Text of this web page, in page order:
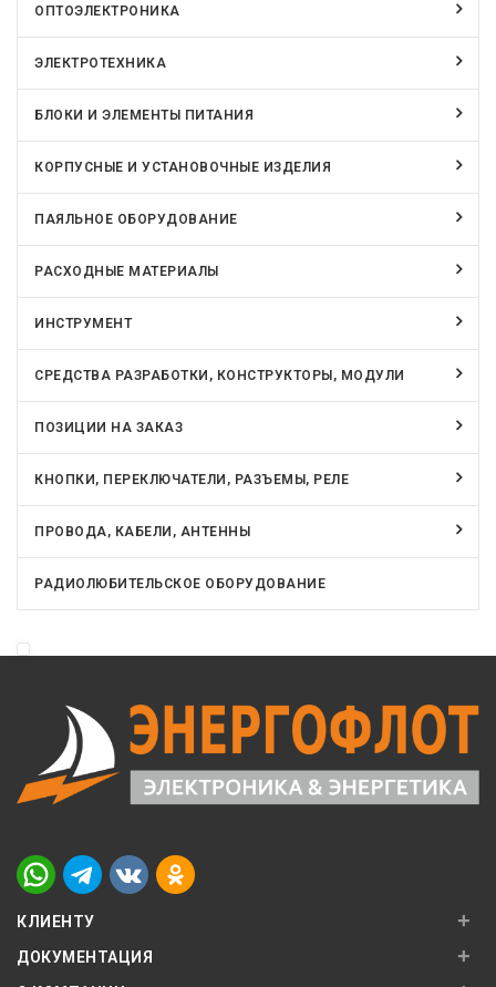
ОПТОЭЛЕКТРОНИКА
ЭЛЕКТРОТЕХНИКА
БЛОКИ И ЭЛЕМЕНТЫ ПИТАНИЯ
КОРПУСНЫЕ И УСТАНОВОЧНЫЕ ИЗДЕЛИЯ
ПАЯЛЬНОЕ ОБОРУДОВАНИЕ
РАСХОДНЫЕ МАТЕРИАЛЫ
ИНСТРУМЕНТ
СРЕДСТВА РАЗРАБОТКИ, КОНСТРУКТОРЫ, МОДУЛИ
ПОЗИЦИИ НА ЗАКАЗ
КНОПКИ, ПЕРЕКЛЮЧАТЕЛИ, РАЗЪЕМЫ, РЕЛЕ
ПРОВОДА, КАБЕЛИ, АНТЕННЫ
РАДИОЛЮБИТЕЛЬСКОЕ ОБОРУДОВАНИЕ
КЛИЕНТУ +
ДОКУМЕНТАЦИЯ +